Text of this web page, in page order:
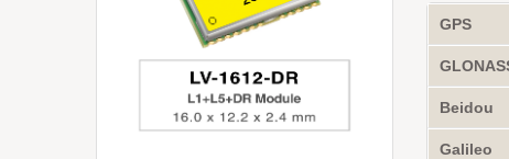
GPS
Beidou
Galileo